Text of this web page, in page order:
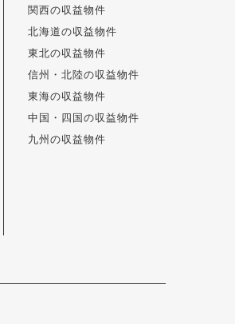
関西の収益物件
北海道の収益物件
東北の収益物件
信州・北陸の収益物件
東海の収益物件
中国・四国の収益物件
九州の収益物件